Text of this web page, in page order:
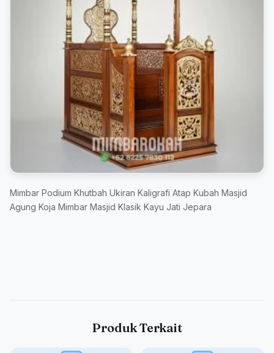
Mimbar Podium Khutbah Ukiran Kaligrafi Atap Kubah Masjid
Agung Koja Mimbar Masjid Klasik Kayu Jati Jepara
Produk Terkait